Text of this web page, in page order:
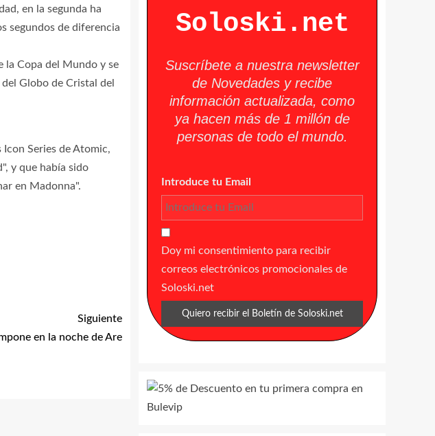
en la segunda ha
segundos de diferencia
la Copa del Mundo y se
Globo de Cristal del
Series de Atomic,
y que había sido
en Madonna".
Siguiente
en la noche de Are
Soloski.net
Suscríbete a nuestra newsletter
de Novedades y recibe
información actualizada, como
ya hacen más de 1 millón de
personas de todo el mundo.
Introduce tu Email
Doy mi consentimiento para recibir
correos electrónicos promocionales de
Soloski.net